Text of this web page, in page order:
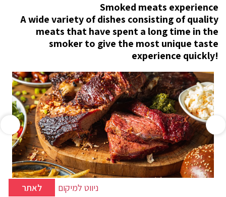
Smoked meats experience
A wide variety of dishes consisting of quality
meats that have spent a long time in the
smoker to give the most unique taste
experience quickly!
לאתר ניווט למיקום